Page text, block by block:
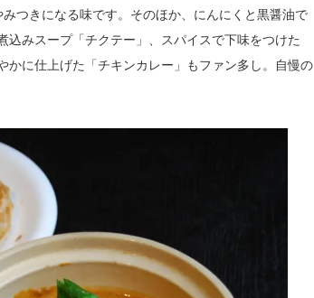
つきになる味です。そのほか、にんにくと黒醤油で
みスープ「チクテー」、スパイスで下味をつけた
かに仕上げた「チキンカレー」もファン多し。自慢の